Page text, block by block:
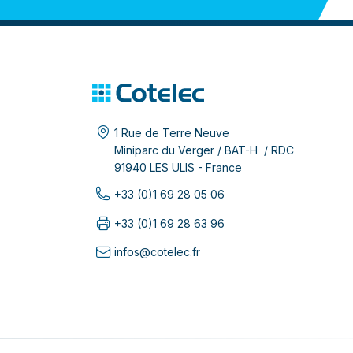
1 Rue de Terre Neuve
Miniparc du Verger / BAT-H / RDC
91940 LES ULIS - France
+33 (0)1 69 28 05 06
+33 (0)1 69 28 63 96
infos@cotelec.fr